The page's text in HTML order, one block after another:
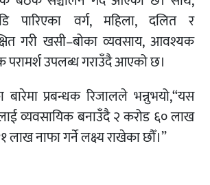
पारिएका वर्ग, महिला, दलित र
गरी खसी–बोका व्यवसाय, आवश्यक
परामर्श उपलब्ध गराउँदै आएको छ।
प्रबन्धक रिजालले भन्नुभयो,“यस
व्यवसायिक बनाउँदै २ करोड ६० लाख
लाख नाफा गर्ने लक्ष्य राखेका छौँ।”